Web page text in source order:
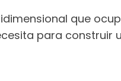
que
para construir